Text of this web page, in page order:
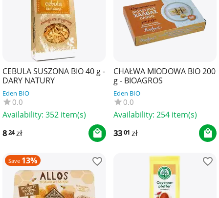
CEBULA SUSZONA BIO 40 g -
DARY NATURY
Eden BIO
0.0
Availability: 352 item(s)
824zł
CHAŁWA MIODOWA BIO 200
g - BIOAGROS
Eden BIO
0.0
Availability: 254 item(s)
3301 zł
Save 13%